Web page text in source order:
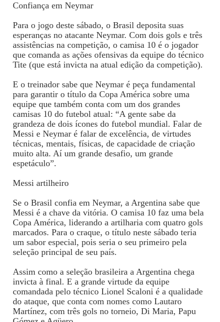
Confiança em Neymar
Para o jogo deste sábado, o Brasil deposita suas
esperanças no atacante Neymar. Com dois gols e três
assistências na competição, o camisa 10 é o jogador
que comanda as ações ofensivas da equipe do técnico
Tite (que está invicta na atual edição da competição).
E o treinador sabe que Neymar é peça fundamental
para garantir o título da Copa América sobre uma
equipe que também conta com um dos grandes
camisas 10 do futebol atual: “A gente sabe da
grandeza de dois ícones do futebol mundial. Falar de
Messi e Neymar é falar de excelência, de virtudes
técnicas, mentais, físicas, de capacidade de criação
muito alta. Aí um grande desafio, um grande
espetáculo”.
Messi artilheiro
Se o Brasil confia em Neymar, a Argentina sabe que
Messi é a chave da vitória. O camisa 10 faz uma bela
Copa América, liderando a artilharia com quatro gols
marcados. Para o craque, o título neste sábado teria
um sabor especial, pois seria o seu primeiro pela
seleção principal de seu país.
Assim como a seleção brasileira a Argentina chega
invicta à final. E a grande virtude da equipe
comandada pelo técnico Lionel Scaloni é a qualidade
do ataque, que conta com nomes como Lautaro
Martínez, com três gols no torneio, Di Maria, Papu